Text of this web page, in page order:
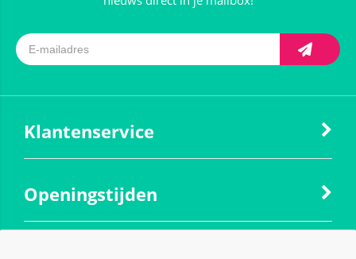
Klantenservice
Openingstijden